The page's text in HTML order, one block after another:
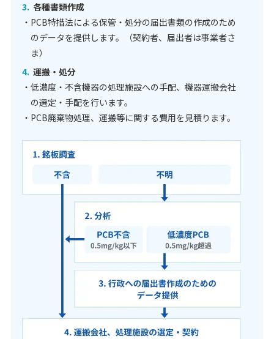
3. 各種書類作成
・PCB特措法による保管・処分の届出書類の作成のため
のデータを提供します。（契約者、届出者は事業者さ
ま）
4. 運搬・処分
・低濃度・不含機器の処理施設への手配、機器運搬会社
の選定・手配を行います。
・PCB廃棄物処理、運搬等に関する費用を見積ります。